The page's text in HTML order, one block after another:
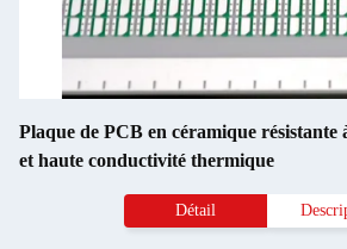
Plaque de PCB en céramique
et haute conductivité thermique
Détail